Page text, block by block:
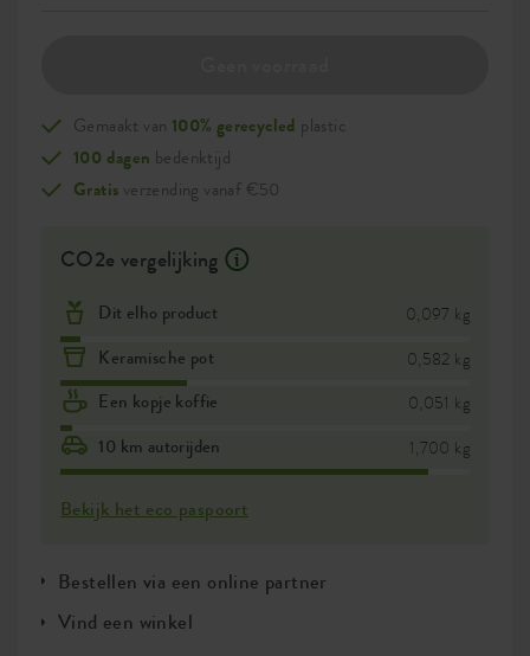
Gemaakt van 100% gerecycled plastic
100 dagen bedenktijd
Gratis verzending vanaf €50
CO2e vergelijking
Dit elho product 0,097 kg
Keramische pot 0,582 kg
Een kopje koffie 0,051 kg
10 km autorijden 1,700 kg
Bekijk het eco paspoort
Bestellen via een online partner
Vind een winkel